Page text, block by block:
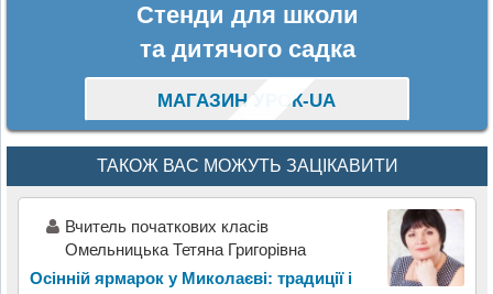
Стенди для школи
та дитячого садка
МАГАЗИН УРОК-UA
ТАКОЖ ВАС МОЖУТЬ ЗАЦІКАВИТИ
Вчитель початкових класів
Омельницька Тетяна Григорівна
Осінній ярмарок у Миколаєві: традиції і